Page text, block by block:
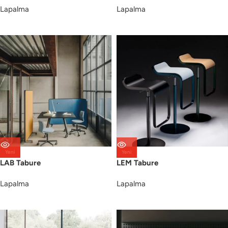
Lapalma Lapalma
Yeni
LAB Tabure
Lapalma
Yeni
LEM Tabure
Lapalma